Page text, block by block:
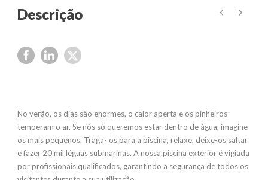
No verão, os dias são enormes, o calor aperta e os pinheiros
temperam o ar. Se nós só queremos estar dentro de água, imagine
os mais pequenos. Traga- os para a piscina, relaxe, deixe-os saltar
e fazer 20 mil léguas submarinas. A nossa piscina exterior é vigiada
por profissionais qualificados, garantindo a segurança de todos os